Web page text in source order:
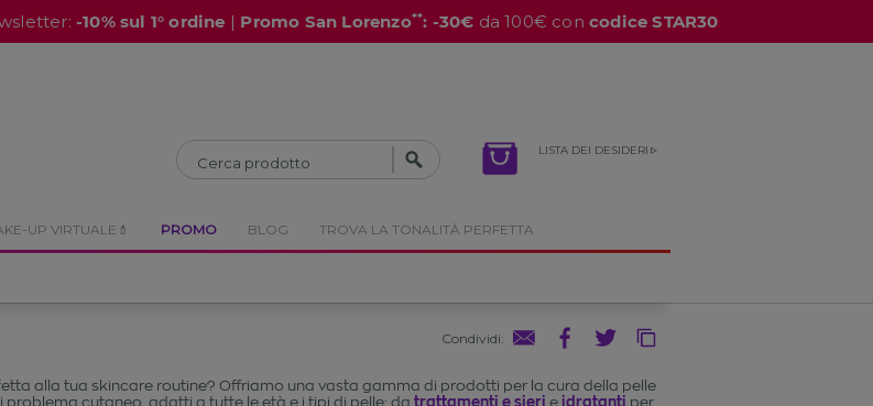
-10% sul 1° ordine | Promo San Lorenzo**: -30€ da 100€ con codice STAR30
LISTA DEI DESIDERI
UP VIRTUALE💄 PROMO BLOG TROVA LA TONALITÀ PERFETTA
Condividi:
alla tua skincare routine? Offriamo una vasta gamma di prodotti per la cura della pelle
problema cutaneo, adatti a tutte le età e i tipi di pelle: da trattamenti e sieri e idratanti per
CHIUDI CHIUDI